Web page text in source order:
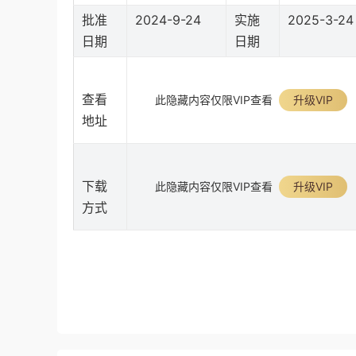
批准
日期
2024-9-24
实施
日期
2025-3-24
查看
地址
此隐藏内容仅限VIP查看 升级VIP
下载
方式
此隐藏内容仅限VIP查看 升级VIP